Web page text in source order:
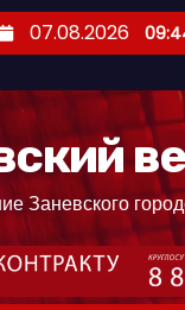
07.08.2026
Заневского